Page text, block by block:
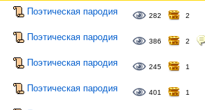
Поэтическая пародия 282 2
Поэтическая пародия 386 2
Поэтическая пародия 245 1
Поэтическая пародия 401 1